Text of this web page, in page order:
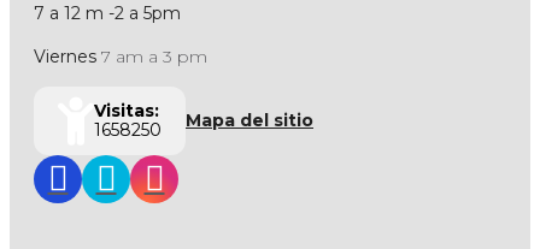
7 a 12 m -2 a 5pm
Viernes 7 am a 3 pm
Visitas:
1658250
Mapa del sitio